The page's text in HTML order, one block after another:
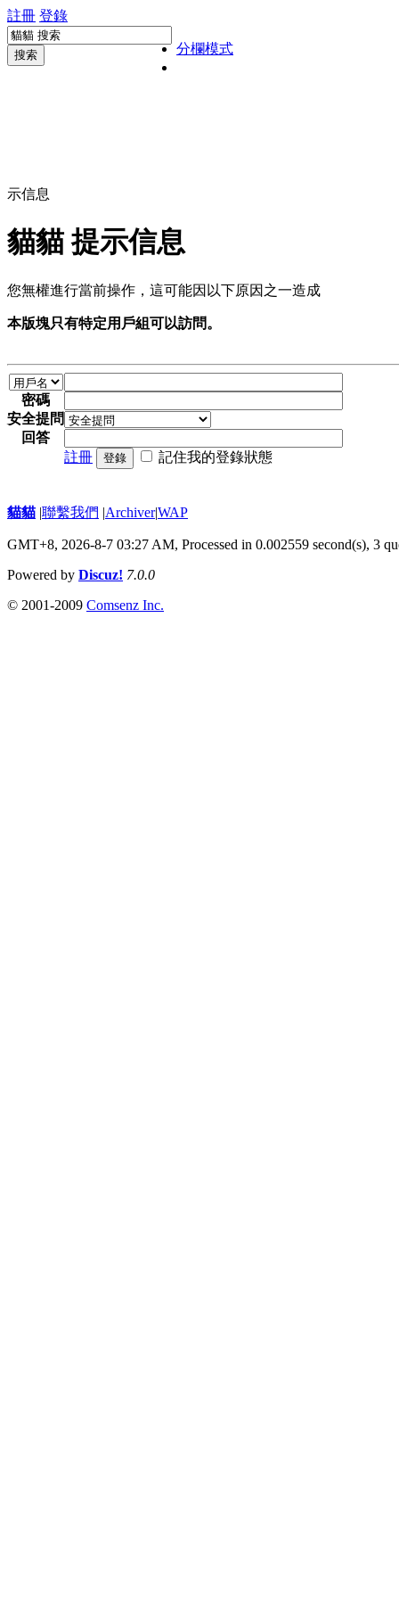
註冊 登錄
搜索 分欄模式
示信息
貓貓 提示信息
您無權進行當前操作，這可能因以下原因之一造成
本版塊只有特定用戶組可以訪問。
密碼
安全提問
回答
註冊
登錄 記住我的登錄狀態
貓貓 |聯繫我們 |Archiver|WAP
GMT+8, 2026-8-7 03:27 AM, Processed in 0.002559 second(s), 3
Powered by Discuz! 7.0.0
© 2001-2009 Comsenz Inc.